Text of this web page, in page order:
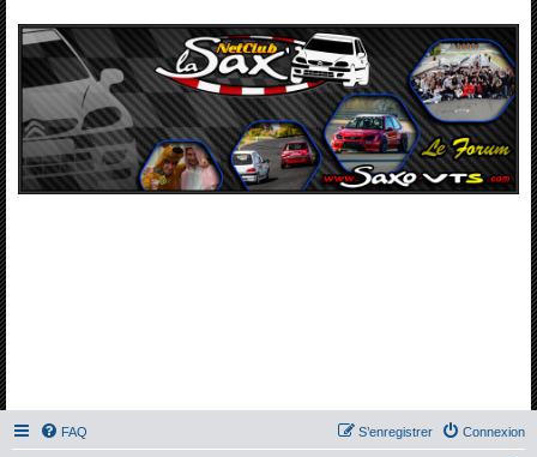
FAQ Connexion
S’enregistrer